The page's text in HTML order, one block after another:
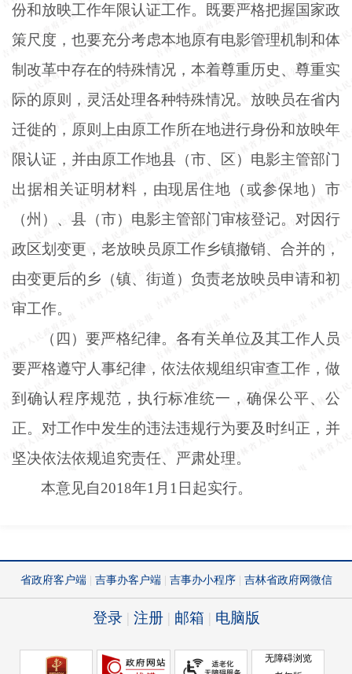
份和放映工作年限认证工作。既要严格把握国家政
策尺度，也要充分考虑本地原有电影管理机制和体
制改革中存在的特殊情况，本着尊重历史、尊重实
际的原则，灵活处理各种特殊情况。放映员在省内
迁徙的，原则上由原工作所在地进行身份和放映年
限认证，并由原工作地县（市、区）电影主管部门
出据相关证明材料，由现居住地（或参保地）市
（州）、县（市）电影主管部门审核登记。对因行
政区划变更，老放映员原工作乡镇撤销、合并的，
由变更后的乡（镇、街道）负责老放映员申请和初
审工作。
（四）要严格纪律。各有关单位及其工作人员
要严格遵守人事纪律，依法依规组织审查工作，做
到确认程序规范，执行标准统一，确保公平、公
正。对工作中发生的违法违规行为要及时纠正，并
坚决依法依规追究责任、严肃处理。
本意见自2018年1月1日起实行。